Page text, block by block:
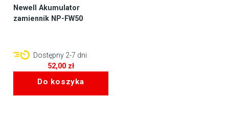
Newell Akumulator
zamiennik NP-FW50
Dostępny 2-7 dni
52,00 zł
Do koszyka